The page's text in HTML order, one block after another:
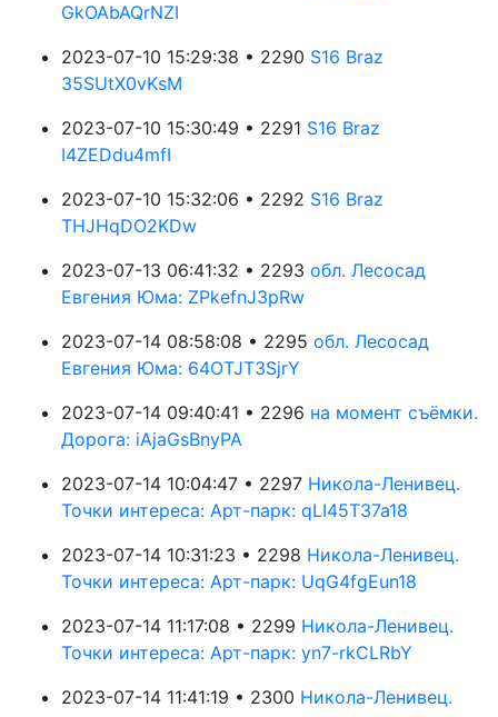
GkOAbAQrNZI
2023-07-10 15:29:38 • 2290 S16 Braz
35SUtX0vKsM
2023-07-10 15:30:49 • 2291 S16 Braz
I4ZEDdu4mfI
2023-07-10 15:32:06 • 2292 S16 Braz
THJHqDO2KDw
2023-07-13 06:41:32 • 2293 обл. Лесосад
Евгения Юма: ZPkefnJ3pRw
2023-07-14 08:58:08 • 2295 обл. Лесосад
Евгения Юма: 64OTJT3SjrY
2023-07-14 09:40:41 • 2296 на момент съёмки.
Дорога: iAjaGsBnyPA
2023-07-14 10:04:47 • 2297 Никола-Ленивец.
Точки интереса: Арт-парк: qLI45T37a18
2023-07-14 10:31:23 • 2298 Никола-Ленивец.
Точки интереса: Арт-парк: UqG4fgEun18
2023-07-14 11:17:08 • 2299 Никола-Ленивец.
Точки интереса: Арт-парк: yn7-rkCLRbY
2023-07-14 11:41:19 • 2300 Никола-Ленивец.